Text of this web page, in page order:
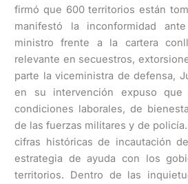
firmó que 600 territorios están
manifestó la inconformidad
ministro frente a la cartera
relevante en secuestros,
parte la viceministra de defensa,
en su intervención expuso
condiciones laborales, de
de las fuerzas militares y de
cifras históricas de incautación
estrategia de ayuda con los
territorios. Dentro de las